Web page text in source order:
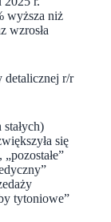
wyższa niż
wzrosła
detalicznej r/r
się
tytoniowe”